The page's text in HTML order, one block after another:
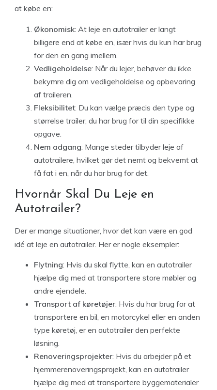
at købe en:
Økonomisk: At leje en autotrailer er langt
billigere end at købe en, især hvis du kun har brug
for den en gang imellem.
Vedligeholdelse: Når du lejer, behøver du ikke
bekymre dig om vedligeholdelse og opbevaring
af traileren.
Fleksibilitet: Du kan vælge præcis den type og
størrelse trailer, du har brug for til din specifikke
opgave.
Nem adgang: Mange steder tilbyder leje af
autotrailere, hvilket gør det nemt og bekvemt at
få fat i en, når du har brug for det.
Hvornår Skal Du Leje en
Autotrailer?
Der er mange situationer, hvor det kan være en god
idé at leje en autotrailer. Her er nogle eksempler:
Flytning: Hvis du skal flytte, kan en autotrailer
hjælpe dig med at transportere store møbler og
andre ejendele.
Transport af køretøjer: Hvis du har brug for at
transportere en bil, en motorcykel eller en anden
type køretøj, er en autotrailer den perfekte
løsning.
Renoveringsprojekter: Hvis du arbejder på et
hjemmerenoveringsprojekt, kan en autotrailer
hjælpe dig med at transportere byggematerialer